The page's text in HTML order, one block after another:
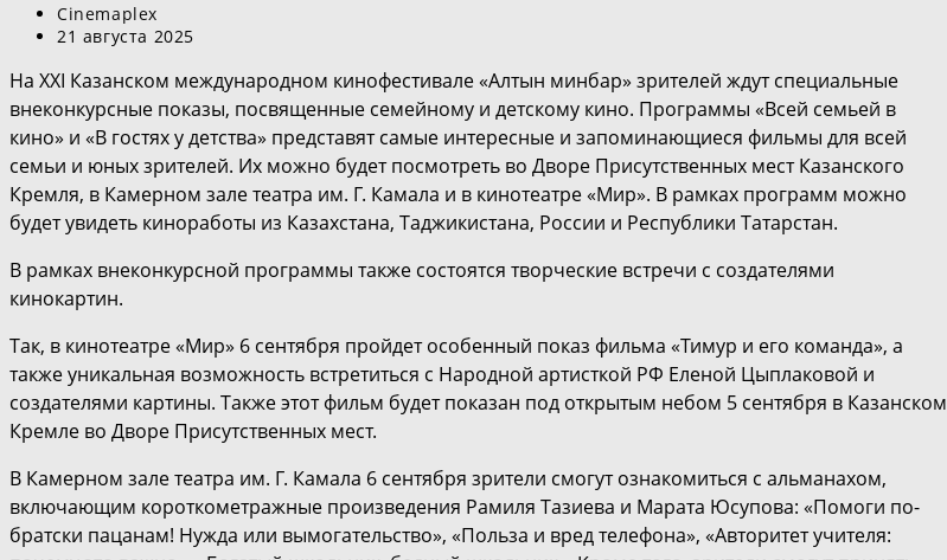
Автор
записи:
Cinemaplex
Запись
21 августа 2025
На XXI Казанском международном кинофестивале «Алтын минбар» зрителей ждут специальные
внеконкурсные показы, посвященные семейному и детскому кино. Программы «Всей семьей в
кино» и «В гостях у детства» представят самые интересные и запоминающиеся фильмы для всей
семьи и юных зрителей. Их можно будет посмотреть во Дворе Присутственных мест Казанского
Кремля, в Камерном зале театра им. Г. Камала и в кинотеатре «Мир». В рамках программ можно
будет увидеть киноработы из Казахстана, Таджикистана, России и Республики Татарстан.
В рамках внеконкурсной программы также состоятся творческие встречи с создателями
кинокартин.
Так, в кинотеатре «Мир» 6 сентября пройдет особенный показ фильма «Тимур и его команда», а
также уникальная возможность встретиться с Народной артисткой РФ Еленой Цыплаковой и
создателями картины. Также этот фильм будет показан под открытым небом 5 сентября в Казанском
Кремле во Дворе Присутственных мест.
В Камерном зале театра им. Г. Камала 6 сентября зрители смогут ознакомиться с альманахом,
включающим короткометражные произведения Рамиля Тазиева и Марата Юсупова: «Помоги по-
братски пацанам! Нужда или вымогательство», «Польза и вред телефона», «Авторитет учителя: